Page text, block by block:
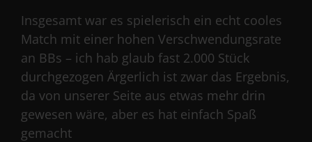
Insgesamt war es spielerisch ein echt cooles
Match mit einer hohen Verschwendungsrate
an BBs – ich hab glaub fast 2.000 Stück
durchgezogen Ärgerlich ist zwar das Ergebnis,
da von unserer Seite aus etwas mehr drin
gewesen wäre, aber es hat einfach Spaß
gemacht